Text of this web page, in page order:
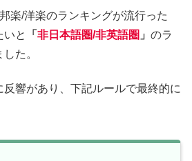
楽/洋楽のランキングが流行った
いと
「 非日本語圏/非英語圏 」 のラ
た。
響があり、下記ルールで最終的に